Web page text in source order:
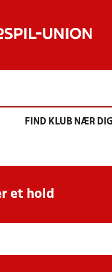
FIND KLUB NÆR
et hold